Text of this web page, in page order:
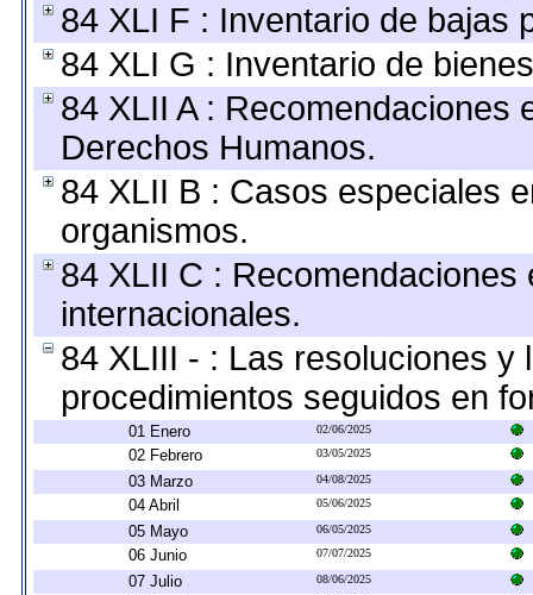
84 XLI F : Inventario de bajas
84 XLI G : Inventario de
84 XLII A : Recomendaciones
Derechos Humanos.
84 XLII B : Casos especiales
organismos.
84 XLII C :
internacionales.
84 XLIII - : Las resoluciones
procedimientos seguidos en
01 Enero 02/06/2025
02 Febrero 03/05/2025
03 Marzo 04/08/2025
04 Abril 05/06/2025
05 Mayo 06/05/2025
06 Junio 07/07/2025
07 Julio 08/06/2025